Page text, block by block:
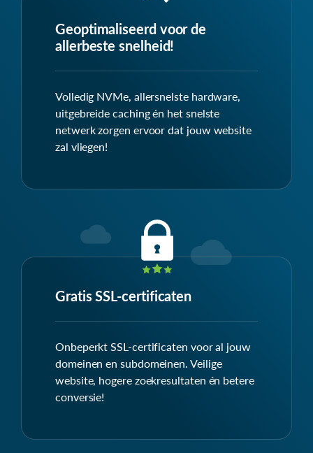
Geoptimaliseerd voor de
allerbeste snelheid!
Volledig NVMe, allersnelste hardware,
uitgebreide caching én het snelste
netwerk zorgen ervoor dat jouw website
zal vliegen!
Gratis SSL-certificaten
Onbeperkt SSL-certificaten voor al jouw
domeinen en subdomeinen. Veilige
website, hogere zoekresultaten én betere
conversie!